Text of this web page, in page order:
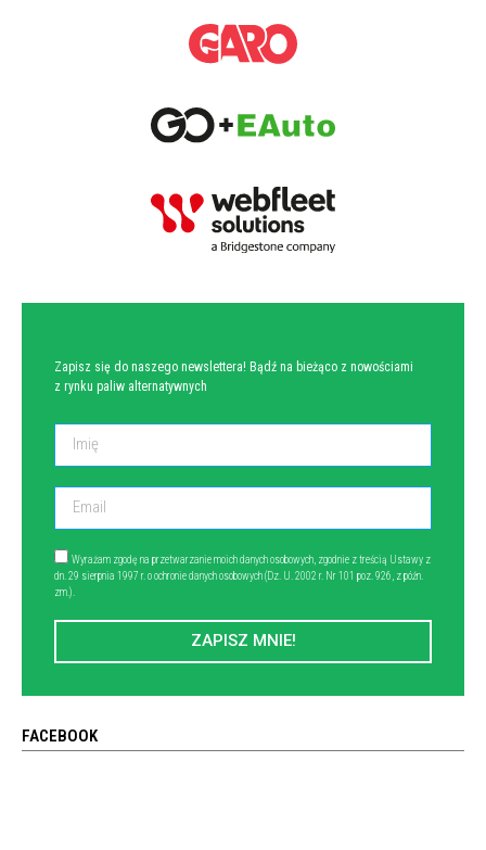
Zapisz się do naszego newslettera! Bądź na bieżąco z nowościami
z rynku paliw alternatywnych
Wyrażam zgodę na przetwarzanie moich danych osobowych, zgodnie z treścią Ustawy z
dn. 29 sierpnia 1997 r. o ochronie danych osobowych (Dz. U. 2002 r. Nr 101 poz. 926, z późn.
zm.).
ZAPISZ MNIE!
FACEBOOK